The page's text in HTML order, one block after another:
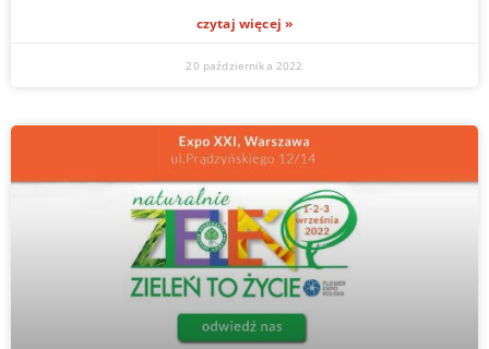
czytaj więcej »
20 października 2022